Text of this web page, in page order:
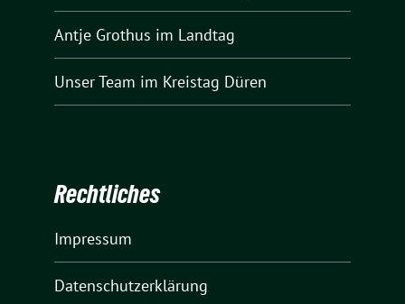
Antje Grothus im Landtag
Unser Team im Kreistag Düren
Rechtliches
Impressum
Datenschutzerklärung